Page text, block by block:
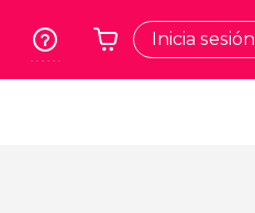
Inicia sesión